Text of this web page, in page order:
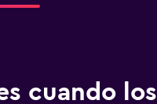
cuando